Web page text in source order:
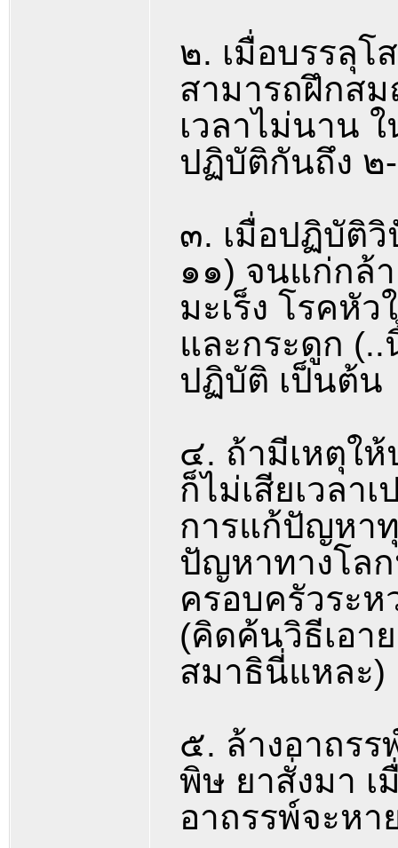
๒. เมื่อบรรลุโ
สามารถฝึกสม
เวลาไม่นาน
ปฏิบัติกันถึง ๒
๓. เมื่อปฏิบัติ
๑๑) จนแก่กล้
มะเร็ง โรคหั
และกระดูก (..
ปฏิบัติ เป็นต้น
๔. ถ้ามีเหตุใ
ก็ไม่เสียเวลา
การแก้ปัญหา
ปัญหาทางโล
ครอบครัวระ
(คิดค้นวิธีเอา
สมาธินี่แหละ)
๕. ล้างอาถร
พิษ ยาสั่งมา
อาถรรพ์จะหา